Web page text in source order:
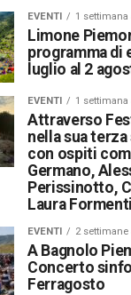
EVENTI 1 settimana
Limone
programma di
luglio al 2
EVENTI 1 settimana
Attraverso
nella sua
con ospiti
Germano,
Perissinotto,
Laura Formenti
EVENTI 2 settimane
A Bagnolo
Concerto
Ferragosto